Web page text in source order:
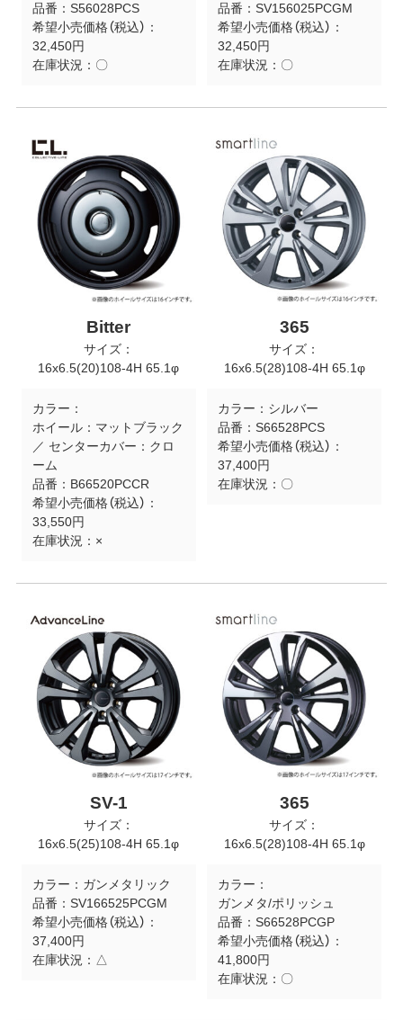
品番： S56028PCS
希望小売価格（税込）：
32,450円
在庫状況： 〇
品番： SV156025PCGM
希望小売価格（税込）：
32,450円
在庫状況： 〇
Bitter
サイズ：
16x6.5(20)108-4H 65.1φ
カラー：
ホイール：マットブラック
／ センターカバー：クロ
ーム
品番： B66520PCCR
希望小売価格（税込）：
33,550円
在庫状況： ×
365
サイズ：
16x6.5(28)108-4H 65.1φ
カラー： シルバー
品番： S66528PCS
希望小売価格（税込）：
37,400円
在庫状況： 〇
SV-1
サイズ：
16x6.5(25)108-4H 65.1φ
カラー： ガンメタリック
品番： SV166525PCGM
希望小売価格（税込）：
37,400円
在庫状況： △
365
サイズ：
16x6.5(28)108-4H 65.1φ
カラー：
ガンメタ/ポリッシュ
品番： S66528PCGP
希望小売価格（税込）：
41,800円
在庫状況： 〇